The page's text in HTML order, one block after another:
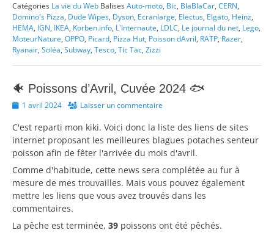
Catégories La vie du Web BalisesAuto-moto, Bic, BlaBlaCar, CERN,
Domino's Pizza, Dude Wipes, Dyson, Ecranlarge, Electus, Elgato, Heinz,
HEMA, IGN, IKEA, Korben.info, L'Internaute, LDLC, Le journal du net, Lego,
MoteurNature, OPPO, Picard, Pizza Hut, Poisson dAvril, RATP, Razer,
Ryanair, Soléa, Subway, Tesco, Tic Tac, Zizzi
🐠 Poissons d’Avril, Cuvée 2024 🐟
Posted1 avril 2024 Laisser un commentaire
C'est reparti mon kiki. Voici donc la liste des liens de sites
internet proposant les meilleures blagues potaches senteur
poisson afin de fêter l'arrivée du mois d'avril.
Comme d'habitude, cette news sera complétée au fur à
mesure de mes trouvailles. Mais vous pouvez également
mettre les liens que vous avez trouvés dans les
commentaires.
La pêche est terminée, 39 poissons ont été pêchés.